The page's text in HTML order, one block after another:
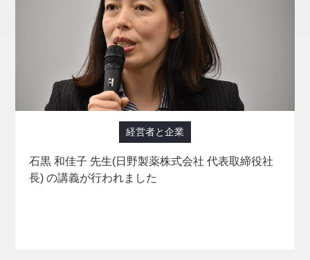
夏季集中講義 (3)
夏季集中講義（ハワイ大学との交流授業） (1)
実務家からみた経営学 (3)
新入生ゼミナールⅡ (1)
現代法務 (82)
現代法務Ⅰ (11)
現代法務Ⅱ (25)
現代産業論 (54)
現代経済学特講Ⅱ (1)
環境政策とSDGs (1)
租税法実務 (21)
税務実習 (3)
税法入門講義 (2)
経営情報分析論 (2)
経営者と企業
石黒 和佳子 先生(日野製薬株式会社 代表取締役社
長) の講義が行われました